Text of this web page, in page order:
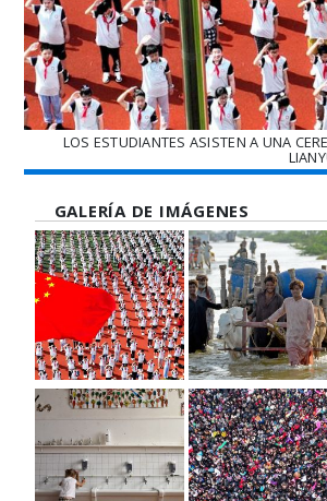
LOS ESTUDIANTES ASISTEN A UNA
GALERÍA DE IMÁGENES